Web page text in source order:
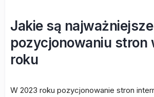
Jakie są
pozycjonowaniu stron
roku
W 2023 roku pozycjonowanie stron